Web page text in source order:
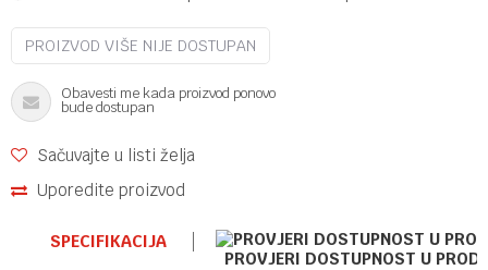
PROIZVOD VIŠE NIJE DOSTUPAN
Obavesti me kada proizvod ponovo
bude dostupan
Sačuvajte u listi želja
Uporedite proizvod
SPECIFIKACIJA
PROVJERI DOSTUPNOST U